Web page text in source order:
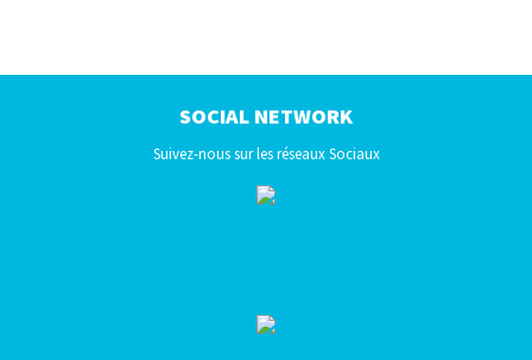
SOCIAL NETWORK
Suivez-nous sur les réseaux Sociaux
X - 20
X - 21
X - 22
X - 23
X - 24
X - 27